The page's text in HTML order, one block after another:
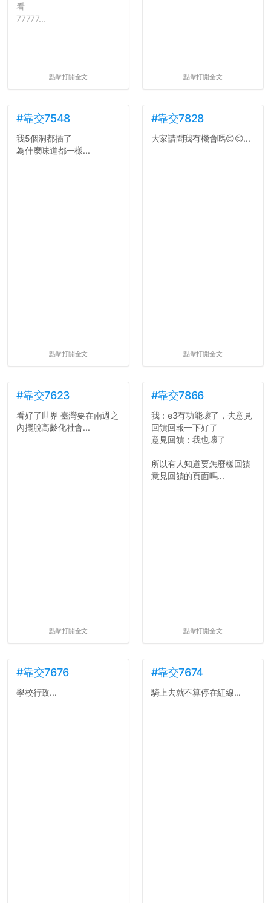
看
77777...
點擊打開全文 點擊打開全文
#靠交7548
我5個洞都插了
為什麼味道都一樣...
點擊打開全文
#靠交7828
大家請問我有機會嗎😊😊...
點擊打開全文
#靠交7623
看好了世界 臺灣要在兩週之
內擺脫高齡化社會...
點擊打開全文
#靠交7866
我：e3有功能壞了，去意見
回饋回報一下好了
意見回饋：我也壞了
所以有人知道要怎麼樣回饋
意見回饋的頁面嗎...
點擊打開全文
#靠交7676
學校行政...
#靠交7674
騎上去就不算停在紅線...